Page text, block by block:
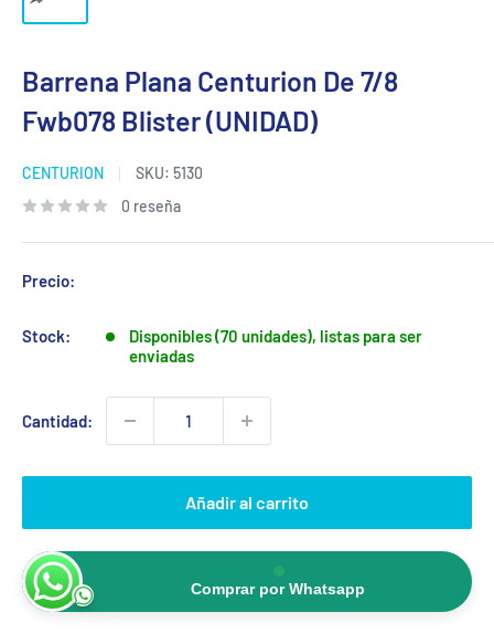
Barrena Plana Centurion De 7/8
Fwb078 Blister (UNIDAD)
CENTURION SKU: 5130
0 reseña
Precio:
Stock:
Disponibles (70 unidades), listas para ser
enviadas
Cantidad:
Añadir al carrito
Comprar por Whatsapp